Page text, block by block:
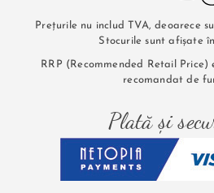
Prețurile nu includ TVA, deoarece
Stocurile sunt afișate
RRP (Recommended Retail
recomandat de
Plată și